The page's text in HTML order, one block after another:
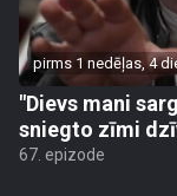
pirms 1 nedēļas, 4
"Dievs mani
sniegto zīmi
67. epizode